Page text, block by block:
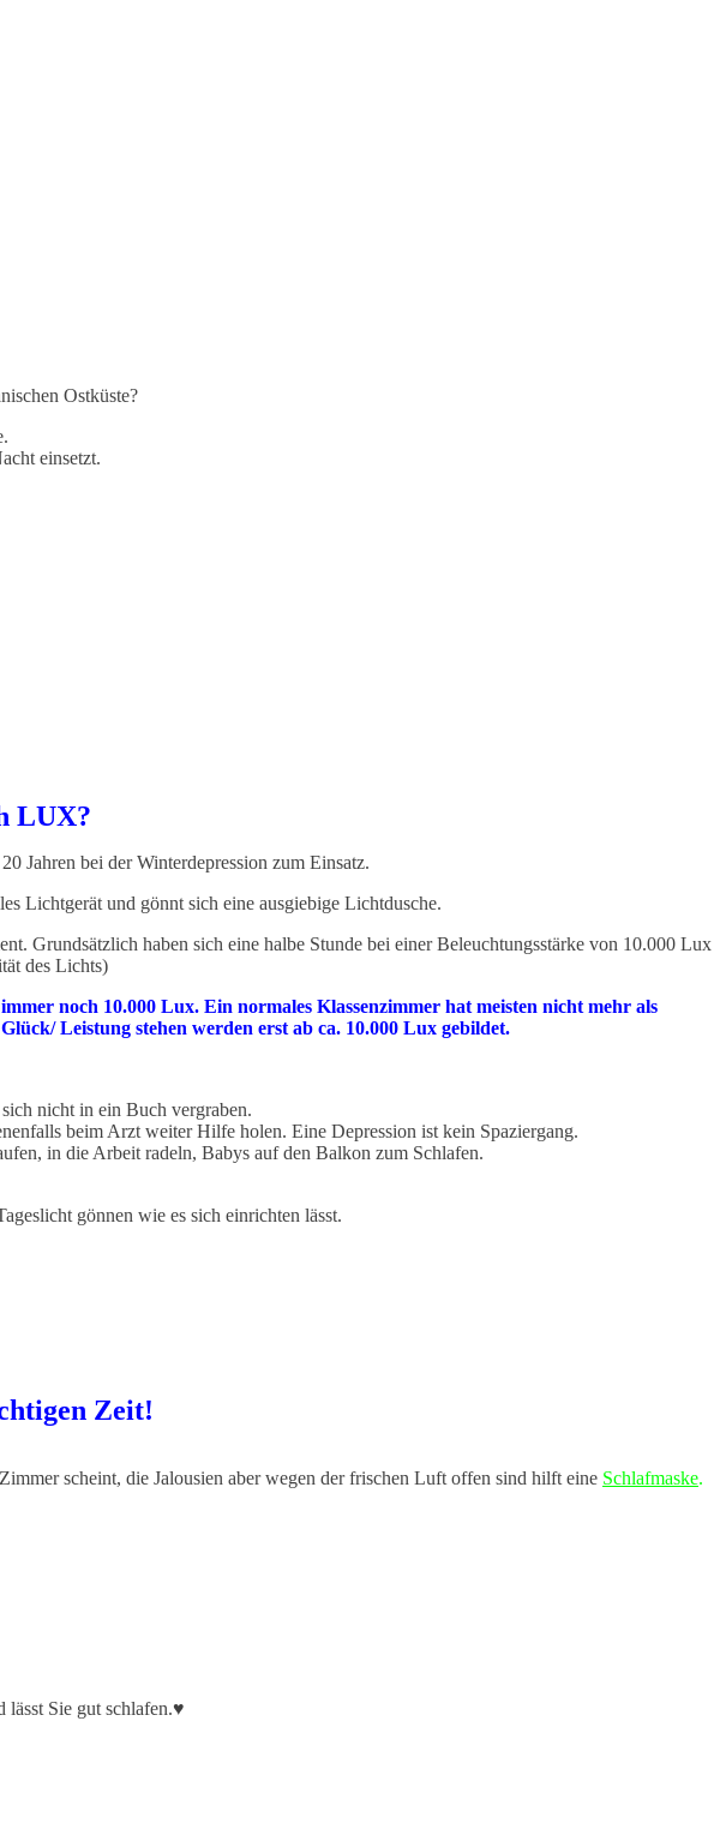
Ostküste?
einsetzt.
LUX?
Jahren bei der Winterdepression zum Einsatz.
Lichtgerät und gönnt sich eine ausgiebige Lichtdusche.
Grundsätzlich haben sich eine halbe Stunde bei einer Beleuchtungsstärke von 10.000 Lux
des Lichts)
noch 10.000 Lux. Ein normales Klassenzimmer hat meisten nicht mehr als
Leistung stehen werden erst ab ca. 10.000 Lux gebildet.
nicht in ein Buch vergraben.
beim Arzt weiter Hilfe holen. Eine Depression ist kein Spaziergang.
in die Arbeit radeln, Babys auf den Balkon zum Schlafen.
gönnen wie es sich einrichten lässt.
Zeit!
scheint, die Jalousien aber wegen der frischen Luft offen sind hilft eine Schlafmaske.
lässt Sie gut schlafen.♥